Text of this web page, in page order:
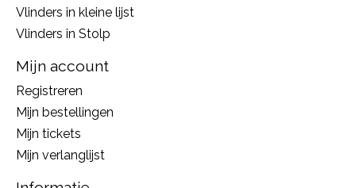
Vlinders in kleine lijst
Vlinders in Stolp
Mijn account
Registreren
Mijn bestellingen
Mijn tickets
Mijn verlanglijst